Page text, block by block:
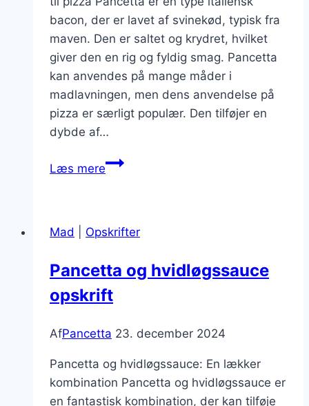
bacon, der er lavet af svinekød, typisk fra
maven. Den er saltet og krydret, hvilket
giver den en rig og fyldig smag. Pancetta
kan anvendes på mange måder i
madlavningen, men dens anvendelse på
pizza er særligt populær. Den tilføjer en
dybde af…
Læs merePancetta
friske
Mad Opskrifter
Pancetta og hvidløgssauce
opskrift
AfPancetta 23. december 2024
Pancetta og hvidløgssauce: En lækker
kombination Pancetta og hvidløgssauce er
en fantastisk kombination, der kan tilføje